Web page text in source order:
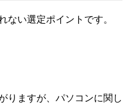
ない選定ポイントです。
りますが、パソコンに関し